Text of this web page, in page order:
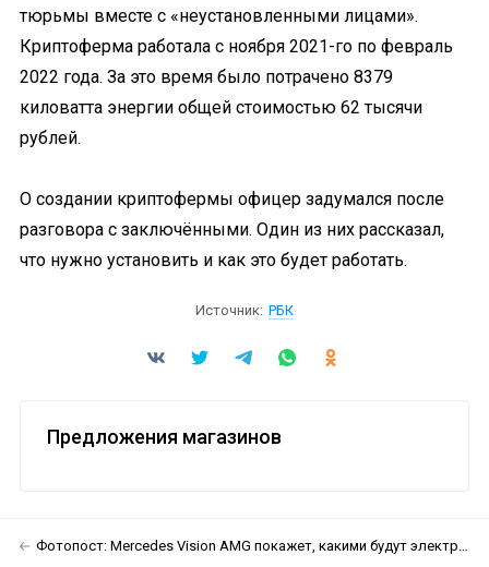
тюрьмы вместе с «неустановленными лицами».
Криптоферма работала с ноября 2021-го по февраль
2022 года. За это время было потрачено 8379
киловатта энергии общей стоимостью 62 тысячи
рублей.
О создании криптофермы офицер задумался после
разговора с заключёнными. Один из них рассказал,
что нужно установить и как это будет работать.
Источник: РБК
Предложения магазинов
Фотопост: Mercedes Vision AMG покажет, какими будут электрокары AMG